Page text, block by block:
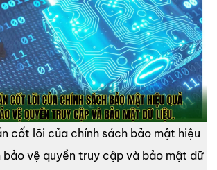
cốt lõi của chính sách bảo mật hiệu
bảo vệ quyền truy cập và bảo mật dữ